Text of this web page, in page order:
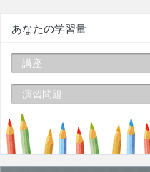
あなたの学習量
講座
演習問題